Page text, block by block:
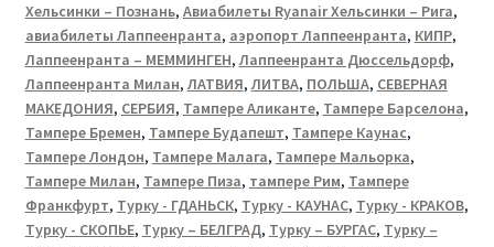
Хельсинки – Познань, Авиабилеты Ryanair Хельсинки – Рига,
авиабилеты Лаппеенранта, аэропорт Лаппеенранта, КИПР,
Лаппеенранта – МЕММИНГЕН,Лаппеенранта Дюссельдорф,
Лаппеенранта Милан,ЛАТВИЯ,ЛИТВА, ПОЛЬША, СЕВЕРНАЯ
МАКЕДОНИЯ, СЕРБИЯ, Тампере Аликанте, Тампере Барселона,
Тампере Бремен, Тампере Будапешт, Тампере Каунас,
Тампере Лондон, Тампере Малага, Тампере Мальорка,
Тампере Милан, Тампере Пиза, тампере Рим, Тампере
Франкфурт, Турку - ГДАНЬСК, Турку - КАУНАС, Турку - КРАКОВ,
Турку - СКОПЬЕ, Турку – БЕЛГРАД, Турку – БУРГАС, Турку –